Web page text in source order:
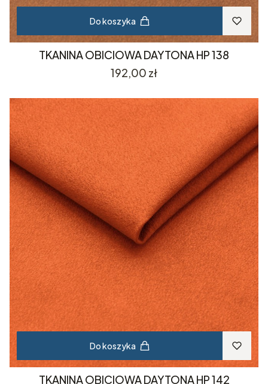
Do koszyka
TKANINA OBICIOWA DAYTONA HP 138
Cena
192,00 zł
Do koszyka
TKANINA OBICIOWA DAYTONA HP 142